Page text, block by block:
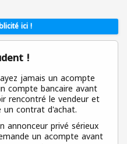
ici !
!
jamais un acompte
compte bancaire avant
rencontré le vendeur et
un contrat d'achat.
annonceur privé sérieux
un acompte avant